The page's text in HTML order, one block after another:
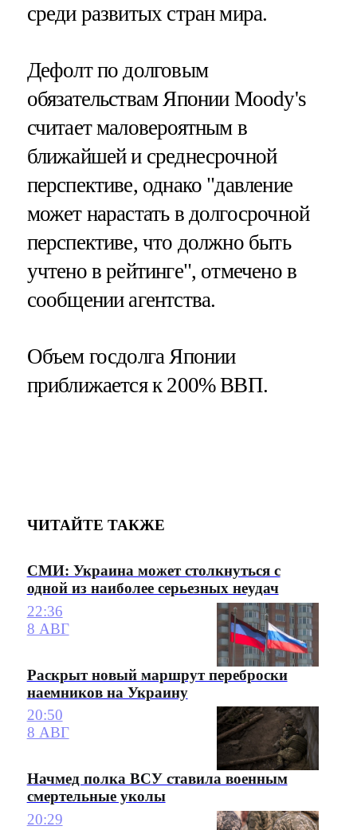
среди развитых стран мира.
Дефолт по долговым
обязательствам Японии Moody's
считает маловероятным в
ближайшей и среднесрочной
перспективе, однако "давление
может нарастать в долгосрочной
перспективе, что должно быть
учтено в рейтинге", отмечено в
сообщении агентства.
Объем госдолга Японии
приближается к 200% ВВП.
ЧИТАЙТЕ ТАКЖЕ
СМИ: Украина может столкнуться с
одной из наиболее серьезных неудач
22:36
8 АВГ
Раскрыт новый маршрут переброски
наемников на Украину
20:50
8 АВГ
Начмед полка ВСУ ставила военным
смертельные уколы
20:29